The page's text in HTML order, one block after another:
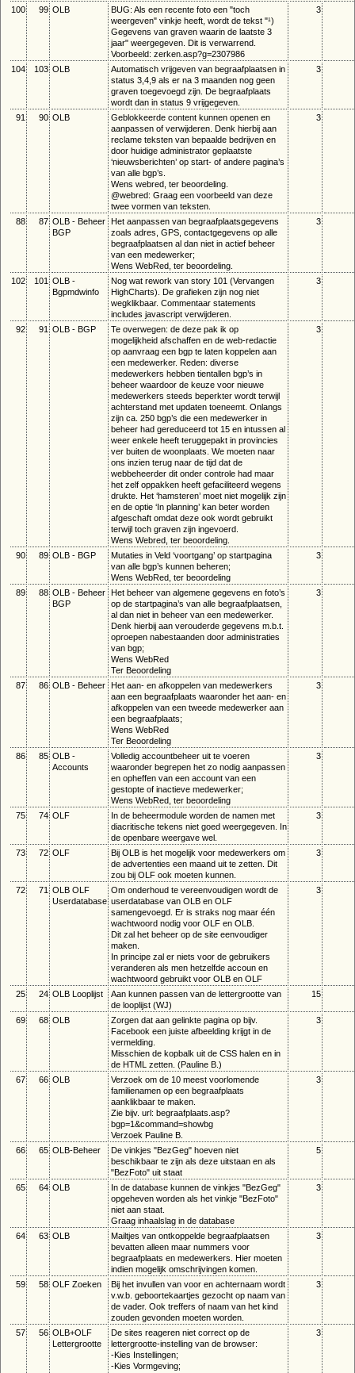
100 99 OLB
BUG: Als een recente foto een "toch
weergeven" vinkje heeft, wordt de tekst "¹)
Gegevens van graven waarin de laatste 3
jaar" weergegeven. Dit is verwarrend.
Voorbeeld: zerken.asp?g=2307986
3
104 103 OLB
Automatisch vrijgeven van begraafplaatsen in
status 3,4,9 als er na 3 maanden nog geen
graven toegevoegd zijn. De begraafplaats
wordt dan in status 9 vrijgegeven.
3
91 90 OLB
Geblokkeerde content kunnen openen en
aanpassen of verwijderen. Denk hierbij aan
reclame teksten van bepaalde bedrijven en
door huidige administrator geplaatste
‘nieuwsberichten’ op start- of andere pagina’s
van alle bgp’s.
Wens webred, ter beoordeling.
@webred: Graag een voorbeeld van deze
twee vormen van teksten.
3
88 87 OLB - Beheer
BGP
Het aanpassen van begraafplaatsgegevens
zoals adres, GPS, contactgegevens op alle
begraafplaatsen al dan niet in actief beheer
van een medewerker;
Wens WebRed, ter beoordeling.
3
102 101 OLB -
Bgpmdwinfo
Nog wat rework van story 101 (Vervangen
HighCharts). De grafieken zijn nog niet
wegklikbaar. Commentaar statements
includes javascript verwijderen.
3
92 91 OLB - BGP
Te overwegen: de deze pak ik op
mogelijkheid afschaffen en de web-redactie
op aanvraag een bgp te laten koppelen aan
een medewerker. Reden: diverse
medewerkers hebben tientallen bgp’s in
beheer waardoor de keuze voor nieuwe
medewerkers steeds beperkter wordt terwijl
achterstand met updaten toeneemt. Onlangs
zijn ca. 250 bgp’s die een medewerker in
beheer had gereduceerd tot 15 en intussen al
weer enkele heeft teruggepakt in provincies
ver buiten de woonplaats. We moeten naar
ons inzien terug naar de tijd dat de
webbeheerder dit onder controle had maar
het zelf oppakken heeft gefaciliteerd wegens
drukte. Het ‘hamsteren’ moet niet mogelijk zijn
en de optie ‘In planning’ kan beter worden
afgeschaft omdat deze ook wordt gebruikt
terwijl toch graven zijn ingevoerd.
Wens Webred, ter beoordeling.
3
90 89 OLB - BGP
Mutaties in Veld ‘voortgang’ op startpagina
van alle bgp’s kunnen beheren;
Wens WebRed, ter beoordeling
3
89 88 OLB - Beheer
BGP
Het beheer van algemene gegevens en foto’s
op de startpagina’s van alle begraafplaatsen,
al dan niet in beheer van een medewerker.
Denk hierbij aan verouderde gegevens m.b.t.
oproepen nabestaanden door administraties
van bgp;
Wens WebRed
Ter Beoordeling
3
87 86 OLB - Beheer Het aan- en afkoppelen van medewerkers
aan een begraafplaats waaronder het aan- en
afkoppelen van een tweede medewerker aan
een begraafplaats;
Wens WebRed
Ter Beoordeling
3
86 85 OLB -
Accounts
Volledig accountbeheer uit te voeren
waaronder begrepen het zo nodig aanpassen
en opheffen van een account van een
gestopte of inactieve medewerker;
Wens WebRed, ter beoordeling
3
75 74 OLF
In de beheermodule worden de namen met
diacritische tekens niet goed weergegeven. In
de openbare weergave wel.
3
73 72 OLF
Bij OLB is het mogelijk voor medewerkers om
de advertenties een maand uit te zetten. Dit
zou bij OLF ook moeten kunnen.
3
72 71 OLB OLF
Userdatabase
Om onderhoud te vereenvoudigen wordt de
userdatabase van OLB en OLF
samengevoegd. Er is straks nog maar één
wachtwoord nodig voor OLF en OLB.
Dit zal het beheer op de site eenvoudiger
maken.
In principe zal er niets voor de gebruikers
veranderen als men hetzelfde accoun en
wachtwoord gebruikt voor OLB en OLF
3
25 24 OLB Looplijst
Aan kunnen passen van de lettergrootte van
de looplijst (WJ)
15
69 68 OLB
Zorgen dat aan gelinkte pagina op bijv.
Facebook een juiste afbeelding krijgt in de
vermelding.
Misschien de kopbalk uit de CSS halen en in
de HTML zetten. (Pauline B.)
3
67 66 OLB
Verzoek om de 10 meest voorlomende
familienamen op een begraafplaats
aanklikbaar te maken.
Zie bijv. url: begraafplaats.asp?
bgp=1&command=showbg
Verzoek Pauline B.
3
66 65 OLB-Beheer
De vinkjes "BezGeg" hoeven niet
beschikbaar te zijn als deze uitstaan en als
"BezFoto" uit staat
5
65 64 OLB
In de database kunnen de vinkjes "BezGeg"
opgeheven worden als het vinkje "BezFoto"
niet aan staat.
Graag inhaalslag in de database
3
64 63 OLB
Mailtjes van ontkoppelde begraafplaatsen
bevatten alleen maar nummers voor
begraafplaats en medewerkers. Hier moeten
indien mogelijk omschrijvingen komen.
3
59 58 OLF Zoeken
Bij het invullen van voor en achternaam wordt
v.w.b. geboortekaartjes gezocht op naam van
de vader. Ook treffers of naam van het kind
zouden gevonden moeten worden.
3
57 56 OLB+OLF
Lettergrootte
De sites reageren niet correct op de
lettergrootte-instelling van de browser:
-Kies Instellingen;
-Kies Vormgeving;
3